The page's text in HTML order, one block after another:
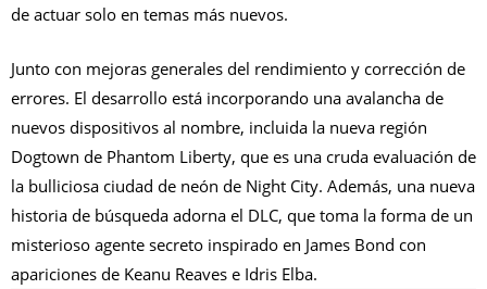
de actuar solo en temas más nuevos.
Junto con mejoras generales del rendimiento y corrección de
errores. El desarrollo está incorporando una avalancha de
nuevos dispositivos al nombre, incluida la nueva región
Dogtown de Phantom Liberty, que es una cruda evaluación de
la bulliciosa ciudad de neón de Night City. Además, una nueva
historia de búsqueda adorna el DLC, que toma la forma de un
misterioso agente secreto inspirado en James Bond con
apariciones de Keanu Reaves e Idris Elba.